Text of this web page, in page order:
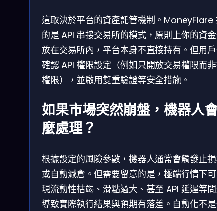
這取決於平台的資產託管機制。MoneyFlare
的是 API 串接交易所的模式，原則上你的資
放在交易所內，平台本身不直接持有。但用
確認 API 權限設定（例如只開放交易權限而
權限），並啟用雙重驗證等安全措施。
如果市場突然崩盤，機器人
麼處理？
根據設定的風險參數，機器人通常會觸發止
或自動減倉。但需要留意的是，極端行情下
現流動性枯竭、滑點過大、甚至 API 延遲等
導致實際執行結果與預期有落差。自動化不